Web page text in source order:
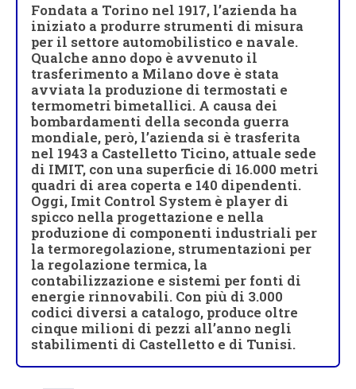
Fondata a Torino nel 1917, l’azienda ha
iniziato a produrre strumenti di misura
per il settore automobilistico e navale.
Qualche anno dopo è avvenuto il
trasferimento a Milano dove è stata
avviata la produzione di termostati e
termometri bimetallici. A causa dei
bombardamenti della seconda guerra
mondiale, però, l’azienda si è trasferita
nel 1943 a Castelletto Ticino, attuale sede
di IMIT, con una superficie di 16.000 metri
quadri di area coperta e 140 dipendenti.
Oggi, Imit Control System è player di
spicco nella progettazione e nella
produzione di componenti industriali per
la termoregolazione, strumentazioni per
la regolazione termica, la
contabilizzazione e sistemi per fonti di
energie rinnovabili. Con più di 3.000
codici diversi a catalogo, produce oltre
cinque milioni di pezzi all’anno negli
stabilimenti di Castelletto e di Tunisi.